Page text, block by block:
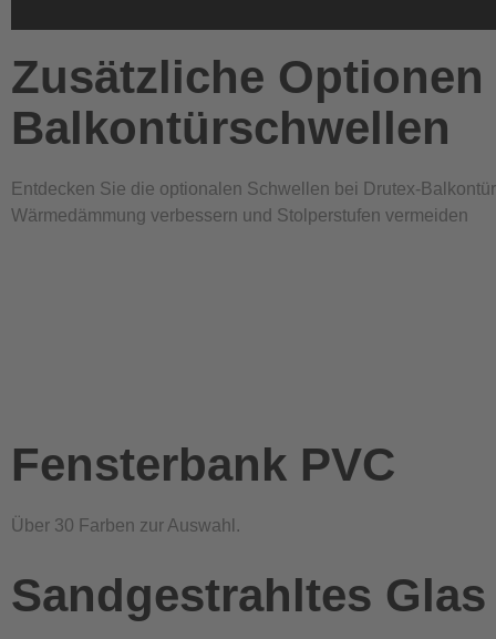
Zusätzliche Optionen
Balkontürschwellen
Entdecken Sie die optionalen Schwellen bei Drutex-
Wärmedämmung verbessern und Stolperstufen vermeiden
Fensterbank PVC
Über 30 Farben zur Auswahl.
Sandgestrahltes Glas